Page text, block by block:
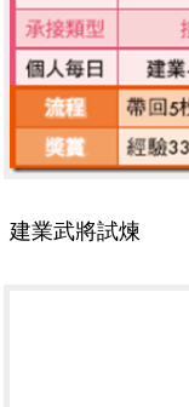
建業武將試煉